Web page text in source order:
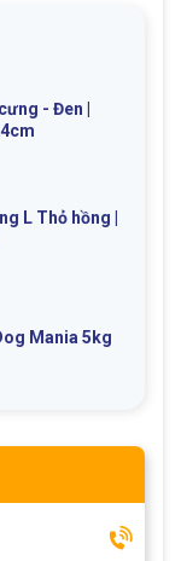
- Đen |
L Thỏ hồng |
Mania 5kg